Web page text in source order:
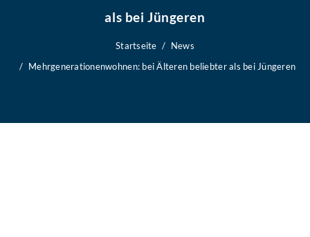
als bei Jüngeren
Startseite
News
Mehrgenerationenwohnen: bei Älteren beliebter als bei Jüngeren